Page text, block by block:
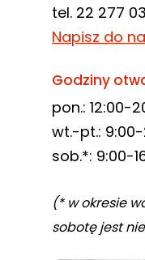
tel. 22 277
Napisz do
Godziny
pon.: 12:00-
wt.-pt.:
sob.*: 9:00-
(* w okresie
sobotę jest